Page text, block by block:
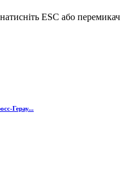
ESC або перемикач
Герау...